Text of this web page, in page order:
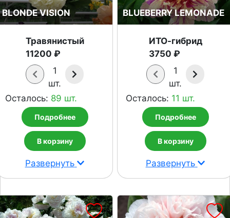
BLONDE VISION
Травянистый
11200 ₽
1
шт.
Осталось: 89 шт.
Подробнее
В корзину
Развернуть
BLUEBERRY LEMONADE
ИТО-гибрид
3750 ₽
1
шт.
Осталось: 11 шт.
Подробнее
В корзину
Развернуть